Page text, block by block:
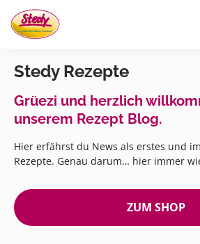
Stedy Rezepte
Grüezi und herzlich
unserem Rezept Blog.
Hier erfährst du News als erstes und
Rezepte. Genau darum… hier immer
ZUM SHOP